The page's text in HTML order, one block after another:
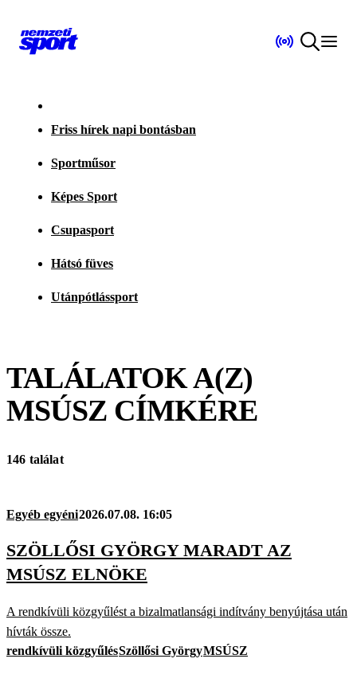
Friss hírek napi bontásban
Sportműsor
Képes Sport
Csupasport
Hátsó füves
Utánpótlássport
TALÁLATOK A(Z)
MSÚSZ CÍMKÉRE
146 találat
Egyéb egyéni2026.07.08. 16:05
SZÖLLŐSI GYÖRGY MARADT AZ
MSÚSZ ELNÖKE
A rendkívüli közgyűlést a bizalmatlansági indítvány benyújtása után
hívták össze.
rendkívüli közgyűlésSzöllősi GyörgyMSÚSZ